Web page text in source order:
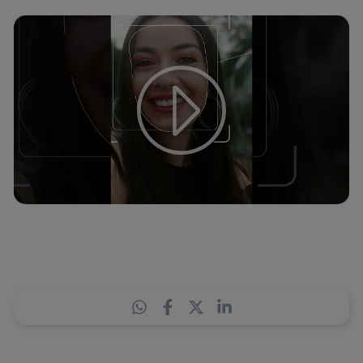
Tu configuración de cookies no permite la visualización de
este contenido
Configurar cookies